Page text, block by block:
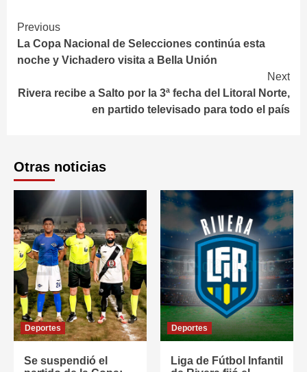
Continue
Reading
Previous
La Copa Nacional de Selecciones continúa esta
noche y Vichadero visita a Bella Unión
Next
Rivera recibe a Salto por la 3ª fecha del Litoral Norte,
en partido televisado para todo el país
Otras noticias
Deportes
Se suspendió el
Deportes
Liga de Fútbol Infantil